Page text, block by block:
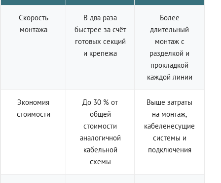
Скорость
монтажа
В два раза
быстрее за счёт
готовых секций
и крепежа
Более
длительный
монтаж с
разделкой и
прокладкой
каждой линии
Экономия
стоимости
До 30 % от
общей
стоимости
аналогичной
кабельной
схемы
Выше затраты
на монтаж,
кабеленесущие
системы и
подключения